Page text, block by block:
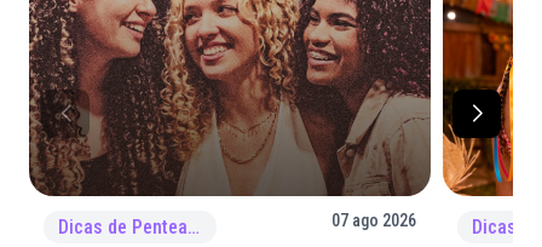
Dicas de Penteado 07 ago 2026